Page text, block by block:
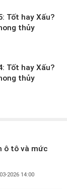
Tốt hay Xấu?
thủy
Tốt hay Xấu?
thủy
ô tô và mức
2026 14:00